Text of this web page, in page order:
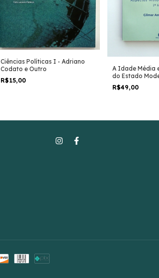
Ciências Políticas I - Adriano
Codato e Outro
R$15,00
A Idade Média
do Estado
Antonio Bedin
R$49,00